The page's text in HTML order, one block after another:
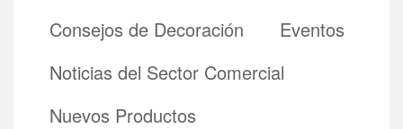
Consejos de Decoración
Eventos
Noticias del Sector Comercial
Nuevos Productos